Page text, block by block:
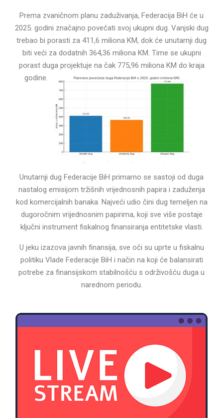
Prema zvaničnom planu zaduživanja, Federacija BiH će u
2025. godini značajno povećati svoj ukupni dug. Vanjski dug
trebao bi porasti za 411,6 miliona KM, dok će unutarnji dug
biti veći za dodatnih 364,36 miliona KM. Time se ukupni
porast duga projektuje na čak 775,96 miliona KM do kraja
godine.
Unutarnji dug Federacije BiH primarno se sastoji od duga
nastalog emisijom tržišnih vrijednosnih papira i zaduženja
kod komercijalnih banaka. Najveći udio čini dug temeljen na
dugoročnim vrijednosnim papirima, koji sve više postaje
ključni instrument fiskalnog finansiranja entitetske vlasti.
U jeku izazova javnih finansija, sve oči su uprte u fiskalnu
politiku Vlade Federacije BiH i način na koji će balansirati
potrebe za finansijskom stabilnošću s održivošću duga u
narednom periodu.